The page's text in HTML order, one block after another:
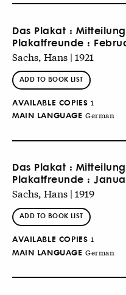
Das Plakat :
Plakatfreunde :
Sachs, Hans | 1921
ADD TO BOOK LIST
AVAILABLE COPIES 1
MAIN LANGUAGE German
Das Plakat :
Plakatfreunde :
Sachs, Hans | 1919
ADD TO BOOK LIST
AVAILABLE COPIES 1
MAIN LANGUAGE German